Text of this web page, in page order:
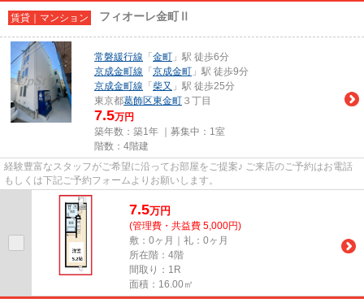
賃貸｜マンション フィオーレ金町Ⅱ
常磐緩行線 「 金町 」駅 徒歩6分
京成金町線 「 京成金町 」駅 徒歩9分
京成金町線 「 柴又 」駅 徒歩25分
東京都葛飾区東金町 ３丁目
7.5万円
築年数：築1年 ｜募集中： 1室
階数：4階建
経験豊富なスタッフがご希望に沿ってお部屋をご提案♪ ご来店のご予約はお電話
もしくは下記ご予約フォームよりお願いします。
7.5万円
(管理費・共益費 5,000円)
敷：0ヶ月｜礼：0ヶ月
所在階：4階
間取り：1R
面積：16.00㎡